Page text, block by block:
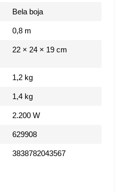
Bela boja
0,8 m
22 × 24 × 19 cm
1,2 kg
1,4 kg
2.200 W
629908
3838782043567